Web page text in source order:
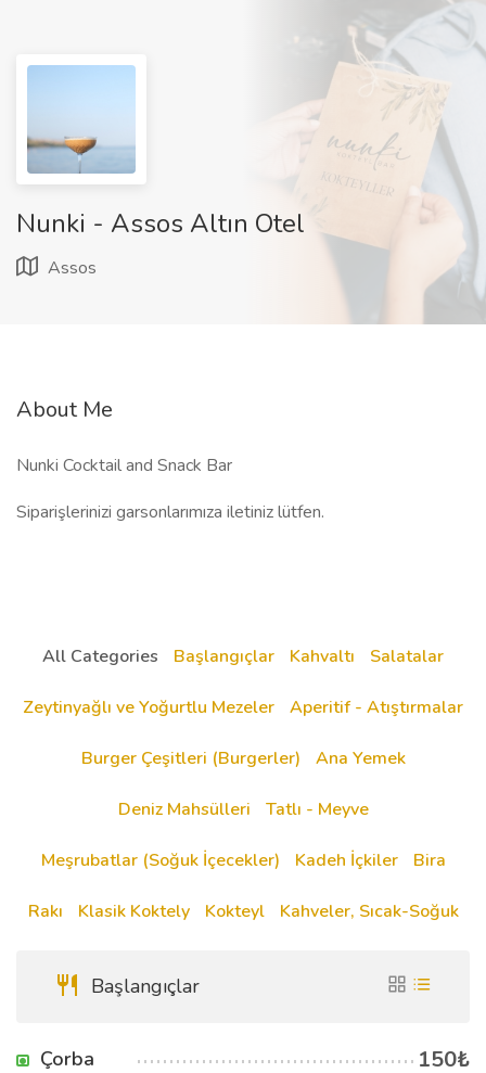
Nunki - Assos Altın Otel
Assos
About Me
Nunki Cocktail and Snack Bar
Siparişlerinizi garsonlarımıza iletiniz lütfen.
All Categories Başlangıçlar Kahvaltı Salatalar
Zeytinyağlı ve Yoğurtlu Mezeler Aperitif - Atıştırmalar
Burger Çeşitleri (Burgerler) Ana Yemek
Deniz Mahsülleri Tatlı - Meyve
Meşrubatlar (Soğuk İçecekler) Kadeh İçkiler Bira
Rakı Klasik Koktely Kokteyl Kahveler, Sıcak-Soğuk
Başlangıçlar
Çorba 150₺